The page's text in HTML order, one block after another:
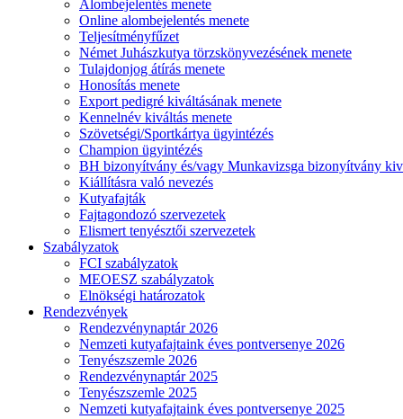
Alombejelentés menete
Online alombejelentés menete
Teljesítményfűzet
Német Juhászkutya törzskönyvezésének menete
Tulajdonjog átírás menete
Honosítás menete
Export pedigré kiváltásának menete
Kennelnév kiváltás menete
Szövetségi/Sportkártya ügyintézés
Champion ügyintézés
BH bizonyítvány és/vagy Munkavizsga bizonyítvány
Kiállításra való nevezés
Kutyafajták
Fajtagondozó szervezetek
Elismert tenyésztői szervezetek
Szabályzatok
FCI szabályzatok
MEOESZ szabályzatok
Elnökségi határozatok
Rendezvények
Rendezvénynaptár 2026
Nemzeti kutyafajtaink éves pontversenye 2026
Tenyészszemle 2026
Rendezvénynaptár 2025
Tenyészszemle 2025
Nemzeti kutyafajtaink éves pontversenye 2025